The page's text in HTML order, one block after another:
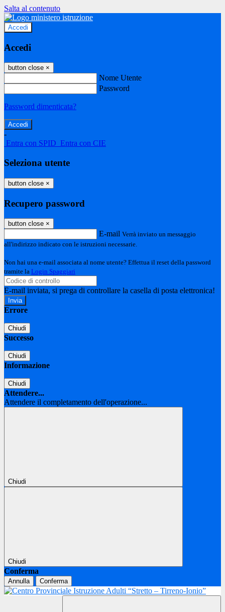
Salta al contenuto
Accedi
Accedi
button close ×
Nome Utente
Password
Password dimenticata?
-
Entra con SPID Entra con CIE
Seleziona utente
button close ×
Recupero password
button close ×
E-mail Verrà inviato un messaggio
all'indirizzo indicato con le istruzioni necessarie.
Non hai una e-mail associata al nome utente? Effettua il reset della password
tramite la Login Spaggiari
E-mail inviata, si prega di controllare la casella di posta elettronica!
Errore
Chiudi
Successo
Chiudi
Informazione
Chiudi
Attendere...
Attendere il completamento dell'operazione...
Chiudi
Chiudi
Conferma
Annulla Conferma